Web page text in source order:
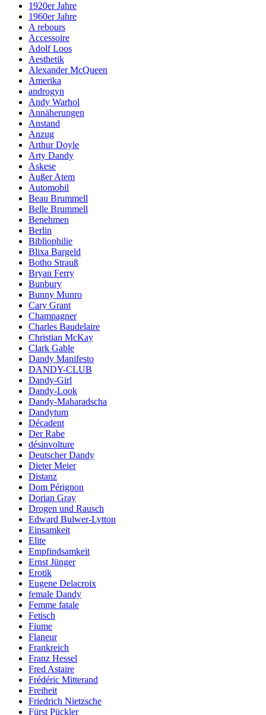
1920er Jahre
1960er Jahre
A rebours
Accessoire
Adolf Loos
Aesthetik
Alexander McQueen
Amerika
androgyn
Andy Warhol
Annäherungen
Anstand
Anzug
Arthur Doyle
Arty Dandy
Askese
Außer Atem
Automobil
Beau Brummell
Belle Brummell
Benehmen
Berlin
Bibliophilie
Blixa Bargeld
Botho Strauß
Bryan Ferry
Bunbury
Bunny Munro
Cary Grant
Champagner
Charles Baudelaire
Christian McKay
Clark Gable
Dandy Manifesto
DANDY-CLUB
Dandy-Girl
Dandy-Look
Dandy-Maharadscha
Dandytum
Décadent
Der Rabe
désinvolture
Deutscher Dandy
Dieter Meier
Distanz
Dom Pérignon
Dorian Gray
Drogen und Rausch
Edward Bulwer-Lytton
Einsamkeit
Elite
Empfindsamkeit
Ernst Jünger
Erotik
Eugene Delacroix
female Dandy
Femme fatale
Fetisch
Fiume
Flaneur
Frankreich
Franz Hessel
Fred Astaire
Frédéric Mitterand
Freiheit
Friedrich Nietzsche
Fürst Pückler